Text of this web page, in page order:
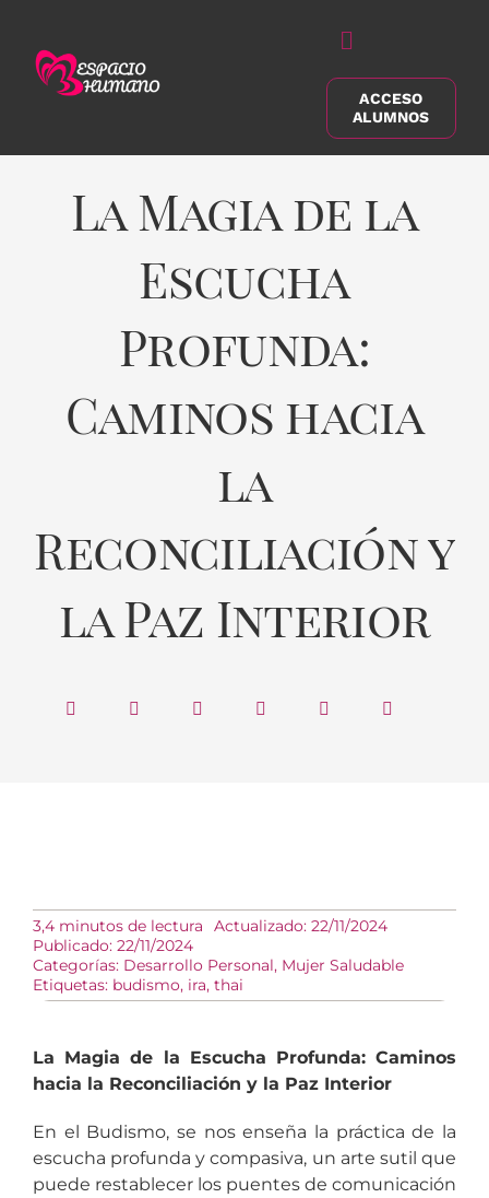
contenido
Alternar
navegación
Buscar:
ACCESO
ALUMNOS
La Magia de la
Escucha
Profunda:
Caminos hacia
la
Reconciliación y
la Paz Interior
3,4 minutos de lectura
Actualizado: 22/11/2024
Publicado: 22/11/2024
Categorías: Desarrollo Personal, Mujer Saludable
Etiquetas: budismo, ira, thai
La Magia de la Escucha Profunda: Caminos
hacia la Reconciliación y la Paz Interior
En el Budismo, se nos enseña la práctica de la
escucha profunda y compasiva, un arte sutil que
puede restablecer los puentes de comunicación